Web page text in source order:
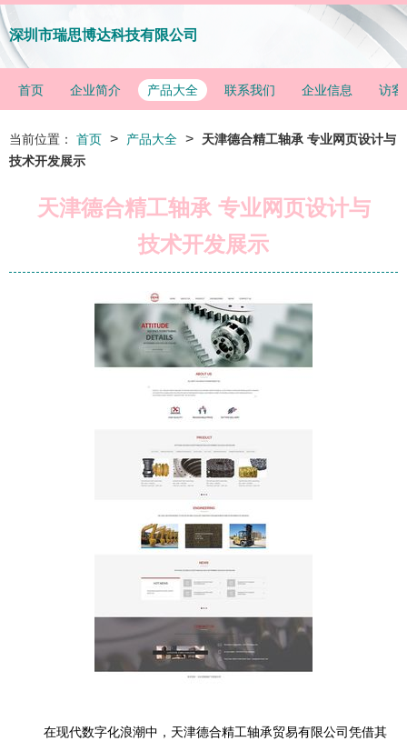
深圳市瑞思博达科技有限公司
首页 企业简介 产品大全 联系我们 企业信息 访客
当前位置： 首页 > 产品大全 >
天津德合精工轴承 专业网页设计与
技术开发展示
天津德合精工轴承 专业网页设计与
技术开发展示
在现代数字化浪潮中，天津德合精工轴承贸易有限公司凭借其